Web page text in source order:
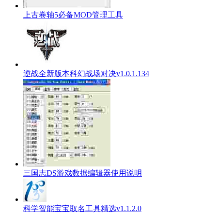
上古卷轴5必备MOD管理工具
逆战全新版本科幻战场对决v1.0.1.134
三国志DS游戏数据编辑器使用说明
科学智能宝宝取名工具精选v1.1.2.0